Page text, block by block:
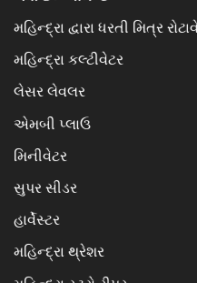
મહિન્દ્રા દ્વારા ધરતી મિત્ર
મહિન્દ્રા કલ્ટીવેટર
લેસર લેવલર
એમબી પ્લાઉ
મિનીવેટર
સુપર સીડર
હાર્વેસ્ટર
મહિન્દ્રા થ્રેશર